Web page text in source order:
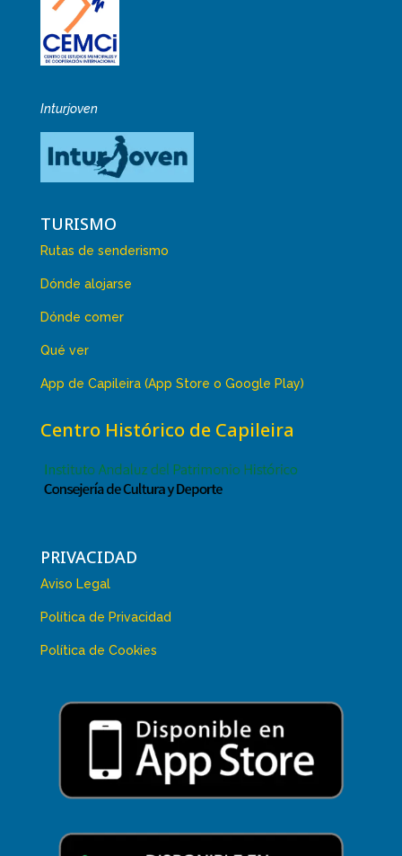
Inturjoven
TURISMO
Rutas de senderismo
Dónde alojarse
Dónde comer
Qué ver
App de Capileira (App Store o Google Play)
Centro Histórico de Capileira
PRIVACIDAD
Aviso Legal
Política de Privacidad
Política de Cookies